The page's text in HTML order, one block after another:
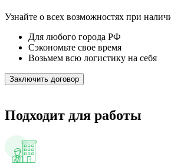
Узнайте о всех возможностях при
Для любого города РФ
Сэкономьте свое время
Возьмем всю логистику на себя
Заключить договор
Подходит для работы